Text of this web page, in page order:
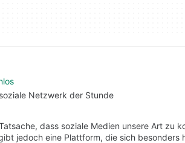
Netzwerk der Stunde
dass soziale Medien unsere Art zu
jedoch eine Plattform, die sich besonders